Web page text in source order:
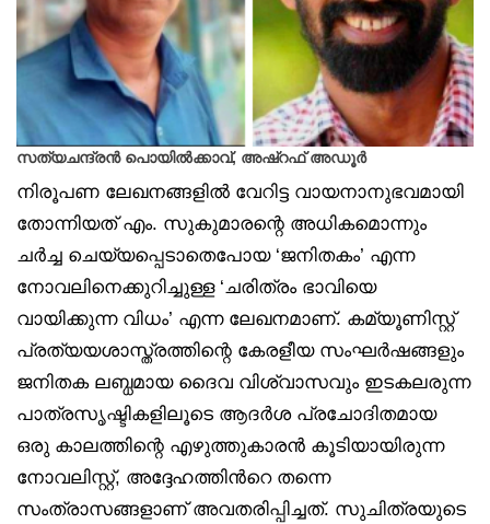
സത്യചന്ദ്രൻ പൊയിൽക്കാവ്, അഷ്‌റഫ് അഡൂർ
നിരൂപണ ലേഖനങ്ങളില്‍ വേറിട്ട വായനാനുഭവമായി
തോന്നിയത് എം. സുകുമാരന്റെ അധികമൊന്നും
ചര്‍ച്ച ചെയ്യപ്പെടാതെപോയ ‘ജനിതകം’ എന്ന
നോവലിനെക്കുറിച്ചുള്ള ‘ചരിത്രം ഭാവിയെ
വായിക്കുന്ന വിധം’ എന്ന ലേഖനമാണ്. കമ്യൂണിസ്റ്റ്
പ്രത്യയശാസ്ത്രത്തിന്റെ കേരളീയ സംഘര്‍ഷങ്ങളും
ജനിതക ലബ്ധമായ ദൈവ വിശ്വാസവും ഇടകലരുന്ന
പാത്രസൃഷ്ടികളിലൂടെ ആദര്‍ശ പ്രചോദിതമായ
ഒരു കാലത്തിന്റെ എഴുത്തുകാരന്‍ കൂടിയായിരുന്ന
നോവലിസ്റ്റ്, അദ്ദേഹത്തിന്‍റെ തന്നെ
സംത്രാസങ്ങളാണ് അവതരിപ്പിച്ചത്. സുചിത്രയുടെ